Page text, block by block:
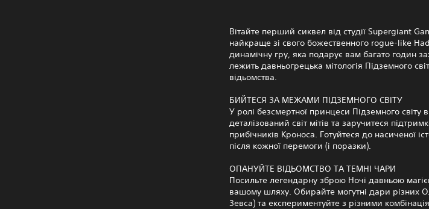
Вітайте перший сиквел від студії Supergiant
найкраще зі свого божественного rogue-like
динамічну гру, яка подарує вам багато годин
лежить давньогрецька мітологія Підземного
відьомства.
БИЙТЕСЯ ЗА МЕЖАМИ ПІДЗЕМНОГО СВІТУ
У ролі безсмертної принцеси Підземного
деталізований світ мітів та заручитеся
прибічників Кроноса. Готуйтеся до насиченої
після кожної перемоги (і поразки).
ОПАНУЙТЕ ВІДЬОМСТВО ТА ТЕМНІ ЧАРИ
Посильте легендарну зброю Ночі давньою
вашому шляху. Обирайте могутні дари різних
Зевса) та експериментуйте з різними